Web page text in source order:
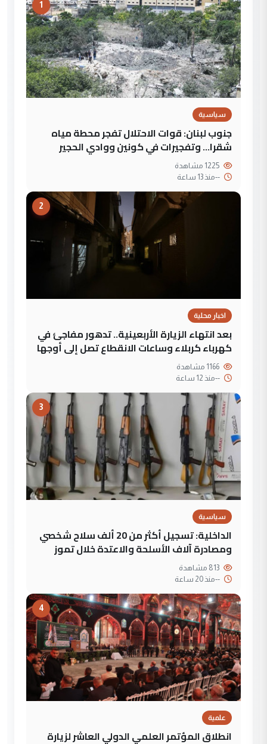
1
سياسية
جنوب لبنان: قوات الاحتلال تفجر محطة مياه
شقرا… وتفجيرات في كونين ووادي الحجير
--منذ 13 ساعة
2
اخبار محلية
بعد انتهاء الزيارة الأربعينية.. تدهور مفاجئ في
كهرباء كربلاء وساعات الانقطاع تصل إلى أوجها
--منذ 12 ساعة
3
سياسية
الداخلية: تسجيل أكثر من 20 ألف سلاح شخصي
ومصادرة آلاف الأسلحة والاعتدة خلال تموز
--منذ 20 ساعة
4
علمية
انطلاق المؤتمر العلمي الدولي العاشر لزيارة